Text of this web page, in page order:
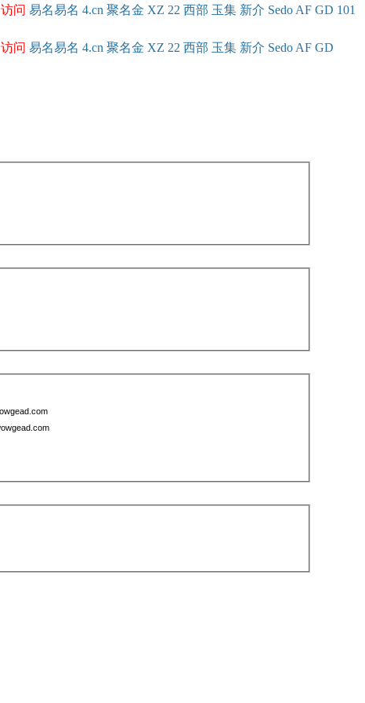
访问 易名易名 4.cn 聚名金 XZ 22 西部 玉集 新介 Sedo AF GD 101